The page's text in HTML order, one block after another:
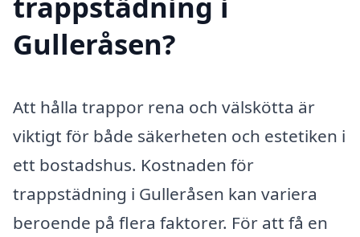
Gulleråsen?
Att hålla trappor rena och välskötta är
viktigt för både säkerheten och estetiken i
ett bostadshus. Kostnaden för
trappstädning i Gulleråsen kan variera
beroende på flera faktorer. För att få en